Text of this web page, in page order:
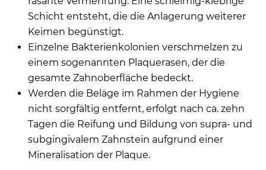
Schicht entsteht, die die Anlagerung weiterer
Keimen begünstigt.
Einzelne Bakterienkolonien verschmelzen zu
einem sogenannten Plaquerasen, der die
gesamte Zahnoberfläche bedeckt.
Werden die Beläge im Rahmen der Hygiene
nicht sorgfältig entfernt, erfolgt nach ca. zehn
Tagen die Reifung und Bildung von supra- und
subgingivalem Zahnstein aufgrund einer
Mineralisation der Plaque.